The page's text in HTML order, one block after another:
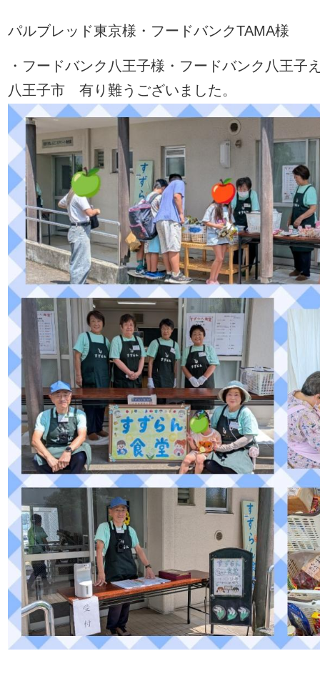
パルブレッド東京様・フードバンクTAMA様
・フードバンク八王子様・フードバンク八王子
八王子市 有り難うございました。